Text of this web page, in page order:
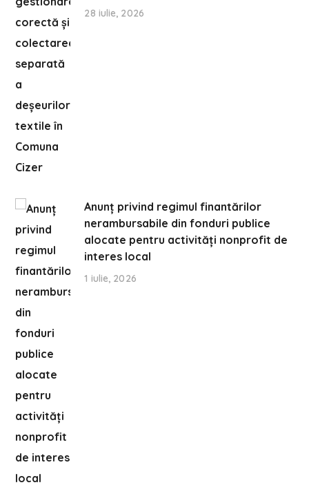
28 iulie, 2026
Anunț privind regimul finantărilor
nerambursabile din fonduri publice
alocate pentru activități nonprofit de
interes local
1 iulie, 2026